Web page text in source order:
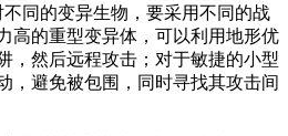
同的变异生物，要采用不同的战
高的重型变异体，可以利用地形优
，然后远程攻击；对于敏捷的小型
，避免被包围，同时寻找其攻击间